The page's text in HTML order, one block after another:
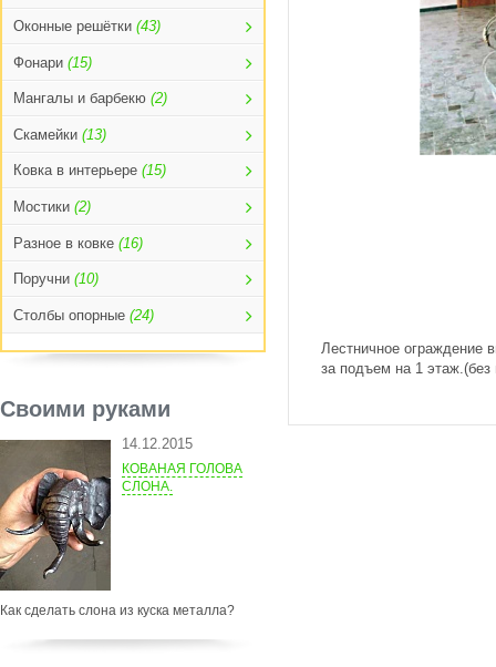
Оконные решётки (43)
Фонари (15)
Мангалы и барбекю (2)
Скамейки (13)
Ковка в интерьере (15)
Мостики (2)
Разное в ковке (16)
Поручни (10)
Столбы опорные (24)
Своими руками
14.12.2015
КОВАНАЯ ГОЛОВА
СЛОНА.
Как сделать слона из куска металла?
Лестничное ограждение
за подъем на 1